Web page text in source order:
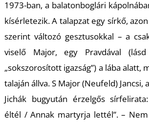
1973-ban, a balatonboglári
kísérletezik. A talapzat egy sírkő,
szerint változó gesztusokkal – a
viselő Major, egy Pravdával
„sokszorosított igazság”) a lába alatt,
talaján állva. S Major (Neufeld) Jancsi,
Jichák bugyután érzelgős
éltél / Annak martyrja lettél”. –